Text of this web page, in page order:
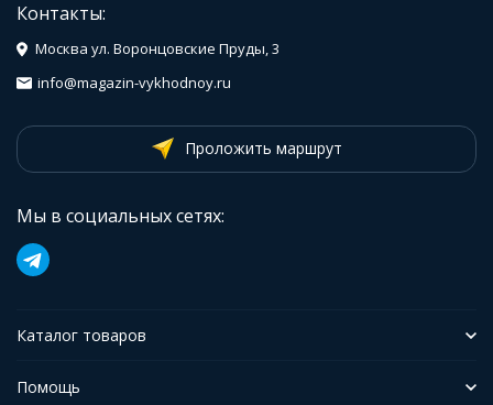
Контакты:
Москва ул. Воронцовские Пруды, 3
info@magazin-vykhodnoy.ru
Проложить маршрут
Мы в социальных сетях:
Каталог товаров
Помощь